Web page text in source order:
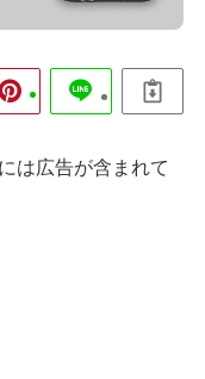
は広告が含まれて